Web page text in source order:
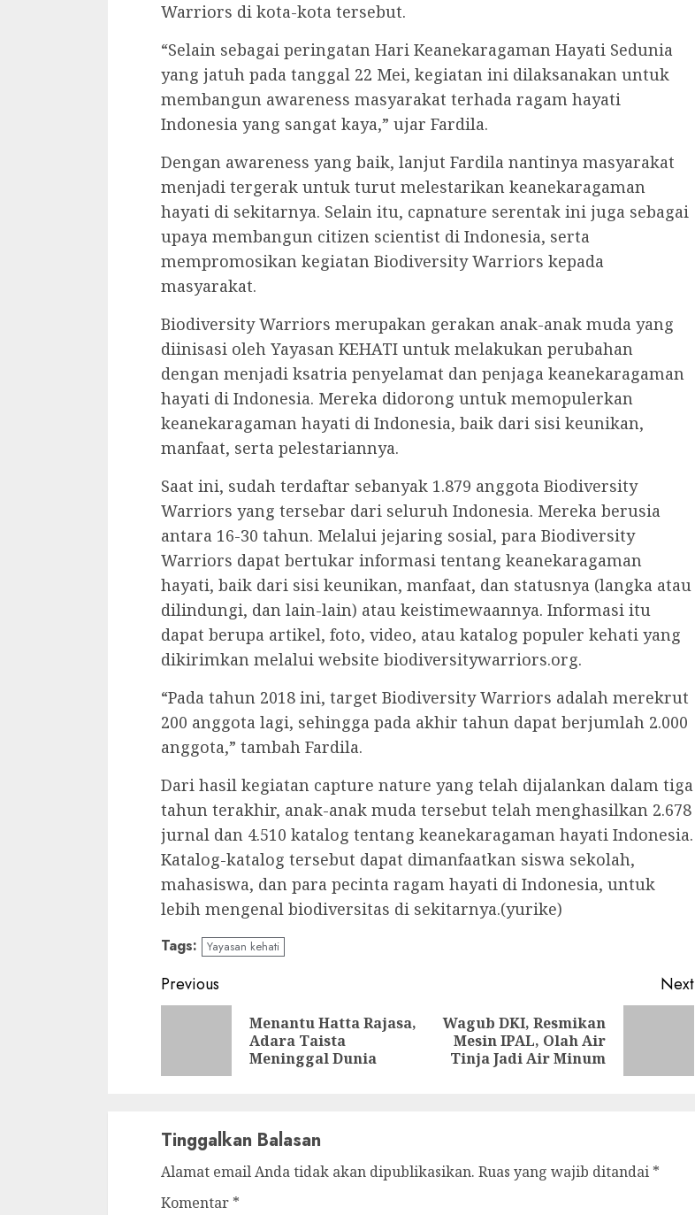
Warriors di kota-kota tersebut.
“Selain sebagai peringatan Hari Keanekaragaman Hayati Sedunia
yang jatuh pada tanggal 22 Mei, kegiatan ini dilaksanakan untuk
membangun awareness masyarakat terhada ragam hayati
Indonesia yang sangat kaya,” ujar Fardila.
Dengan awareness yang baik, lanjut Fardila nantinya masyarakat
menjadi tergerak untuk turut melestarikan keanekaragaman
hayati di sekitarnya. Selain itu, capnature serentak ini juga sebagai
upaya membangun citizen scientist di Indonesia, serta
mempromosikan kegiatan Biodiversity Warriors kepada
masyarakat.
Biodiversity Warriors merupakan gerakan anak-anak muda yang
diinisasi oleh Yayasan KEHATI untuk melakukan perubahan
dengan menjadi ksatria penyelamat dan penjaga keanekaragaman
hayati di Indonesia. Mereka didorong untuk memopulerkan
keanekaragaman hayati di Indonesia, baik dari sisi keunikan,
manfaat, serta pelestariannya.
Saat ini, sudah terdaftar sebanyak 1.879 anggota Biodiversity
Warriors yang tersebar dari seluruh Indonesia. Mereka berusia
antara 16-30 tahun. Melalui jejaring sosial, para Biodiversity
Warriors dapat bertukar informasi tentang keanekaragaman
hayati, baik dari sisi keunikan, manfaat, dan statusnya (langka atau
dilindungi, dan lain-lain) atau keistimewaannya. Informasi itu
dapat berupa artikel, foto, video, atau katalog populer kehati yang
dikirimkan melalui website biodiversitywarriors.org.
“Pada tahun 2018 ini, target Biodiversity Warriors adalah merekrut
200 anggota lagi, sehingga pada akhir tahun dapat berjumlah 2.000
anggota,” tambah Fardila.
Dari hasil kegiatan capture nature yang telah dijalankan dalam tiga
tahun terakhir, anak-anak muda tersebut telah menghasilkan 2.678
jurnal dan 4.510 katalog tentang keanekaragaman hayati Indonesia.
Katalog-katalog tersebut dapat dimanfaatkan siswa sekolah,
mahasiswa, dan para pecinta ragam hayati di Indonesia, untuk
lebih mengenal biodiversitas di sekitarnya.(yurike)
Tags: Yayasan kehati
Continue
Reading
Previous
Previous
post:
Menantu Hatta Rajasa,
Adara Taista
Meninggal Dunia
Next
Next
post:
Wagub DKI, Resmikan
Mesin IPAL, Olah Air
Tinja Jadi Air Minum
Tinggalkan Balasan
Alamat email Anda tidak akan dipublikasikan. Ruas yang wajib ditandai *
Komentar *